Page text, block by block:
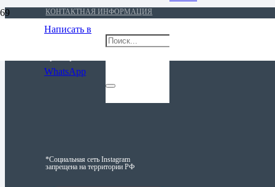
Написать в
WhatsApp
КОНТАКТНАЯ ИНФОРМАЦИЯ
*Социальная сеть Instagram
запрещена на территории РФ